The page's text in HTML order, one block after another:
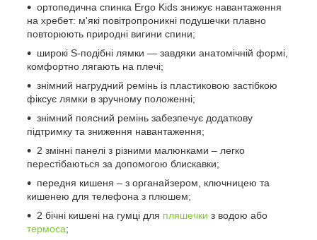
ортопедична спинка Ergo Kids знижує навантаження
на хребет: м'які повітропроникні подушечки плавно
повторюють природні вигини спини;
широкі S-подібні лямки — завдяки анатомічній формі,
комфортно лягають на плечі;
знімний нагрудний ремінь із пластиковою застібкою
фіксує лямки в зручному положенні;
знімний поясний ремінь забезпечує додаткову
підтримку та зниження навантаження;
2 змінні панелі з різними малюнками – легко
перестібаються за допомогою блискавки;
передня кишеня – з органайзером, ключницею та
кишенею для телефона з плюшем;
2 бічні кишені на гумці для пляшечки з водою або
термоса;